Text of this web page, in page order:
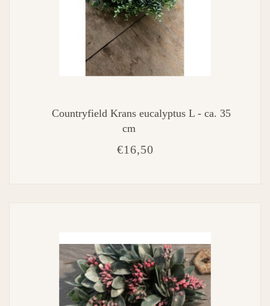
Countryfield Krans eucalyptus L - ca. 35
cm
€16,50